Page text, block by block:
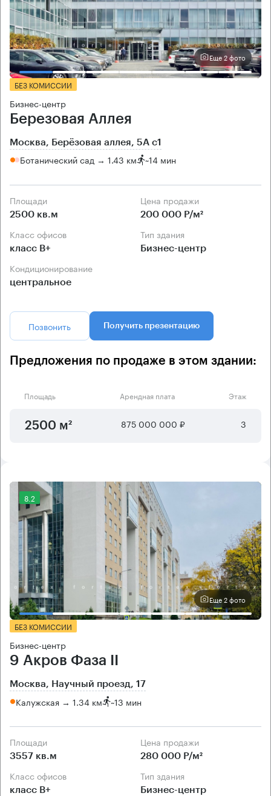
Еще 2 фото
БЕЗ КОМИССИИ
Бизнес-центр
Березовая Аллея
Москва, Берёзовая аллея, 5А с1
Ботанический сад → 1.43 км ~14 мин
Площади
2500 кв.м
Цена продажи
200 000 Р/м²
Класс офисов
класс B+
Тип здания
Бизнес-центр
Кондиционирование
центральное
Позвонить Получить презентацию
Предложения по продаже в этом здании:
Площадь Арендная плата Этаж
2500 м² 875 000 000 ₽ 3
8.2
Еще 2 фото
БЕЗ КОМИССИИ
Бизнес-центр
9 Акров Фаза II
Москва, Научный проезд, 17
Калужская → 1.34 км ~13 мин
Площади
3557 кв.м
Цена продажи
280 000 Р/м²
Класс офисов
класс B+
Тип здания
Бизнес-центр